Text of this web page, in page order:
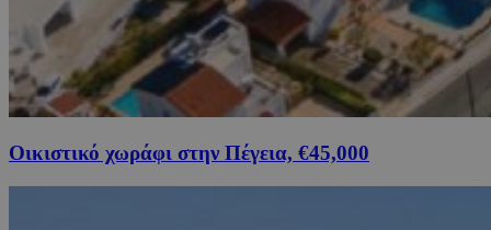
Οικιστικό χωράφι στην Πέγεια, €45,000